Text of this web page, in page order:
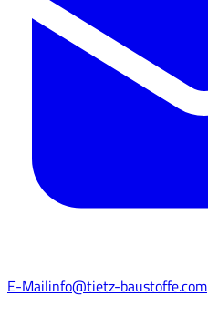
E-Mailinfo@tietz-baustoffe.com